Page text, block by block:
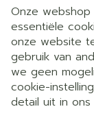
Onze
essentiële
onze website
gebruik van
we geen
cookie-
detail uit in ons
Juridische links